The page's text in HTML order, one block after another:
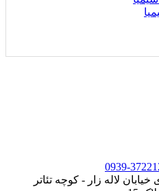
0939-
لاله زار - کوچه تئاتر